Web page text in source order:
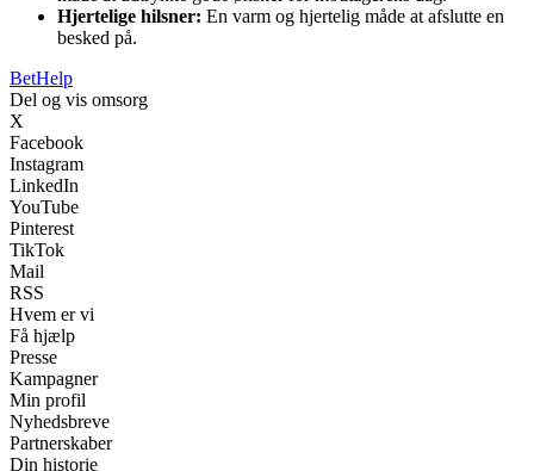
Hjertelige hilsner: En varm og hjertelig måde at afslutte en
besked på.
BetHelp
Del og vis omsorg
X
Facebook
Instagram
LinkedIn
YouTube
Pinterest
TikTok
Mail
RSS
Hvem er vi
Få hjælp
Presse
Kampagner
Min profil
Nyhedsbreve
Partnerskaber
Din historie